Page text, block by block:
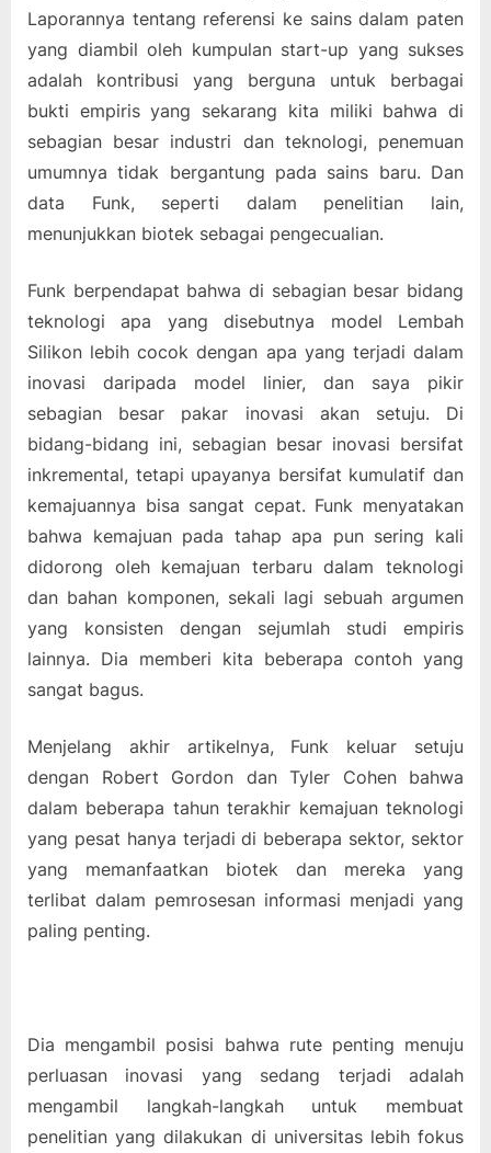
Laporannya tentang referensi ke sains dalam paten
yang diambil oleh kumpulan start-up yang sukses
adalah kontribusi yang berguna untuk berbagai
bukti empiris yang sekarang kita miliki bahwa di
sebagian besar industri dan teknologi, penemuan
umumnya tidak bergantung pada sains baru. Dan
data Funk, seperti dalam penelitian lain,
menunjukkan biotek sebagai pengecualian.
Funk berpendapat bahwa di sebagian besar bidang
teknologi apa yang disebutnya model Lembah
Silikon lebih cocok dengan apa yang terjadi dalam
inovasi daripada model linier, dan saya pikir
sebagian besar pakar inovasi akan setuju. Di
bidang-bidang ini, sebagian besar inovasi bersifat
inkremental, tetapi upayanya bersifat kumulatif dan
kemajuannya bisa sangat cepat. Funk menyatakan
bahwa kemajuan pada tahap apa pun sering kali
didorong oleh kemajuan terbaru dalam teknologi
dan bahan komponen, sekali lagi sebuah argumen
yang konsisten dengan sejumlah studi empiris
lainnya. Dia memberi kita beberapa contoh yang
sangat bagus.
Menjelang akhir artikelnya, Funk keluar setuju
dengan Robert Gordon dan Tyler Cohen bahwa
dalam beberapa tahun terakhir kemajuan teknologi
yang pesat hanya terjadi di beberapa sektor, sektor
yang memanfaatkan biotek dan mereka yang
terlibat dalam pemrosesan informasi menjadi yang
paling penting.
Dia mengambil posisi bahwa rute penting menuju
perluasan inovasi yang sedang terjadi adalah
mengambil langkah-langkah untuk membuat
penelitian yang dilakukan di universitas lebih fokus